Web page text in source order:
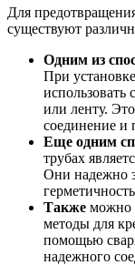
Для
существуют
Одним из
При
или ленту.
соединение и
Еще одним
трубах
Они надежно
Также можно
методы для
помощью
надежного